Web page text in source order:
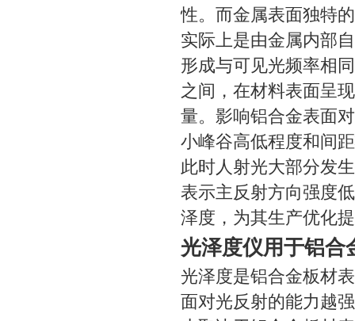
性。而金属表面独特
实际上是由金属内部
形成与可见光频率相
之间，在材料表面呈
量。影响铝合金表面
小峰谷高低程度和间
此时人射光大部分发
表示主反射方向强度
泽度，为其生产优化
光泽度仪用于铝合
光泽度是铝合金板材
面对光反射的能力越